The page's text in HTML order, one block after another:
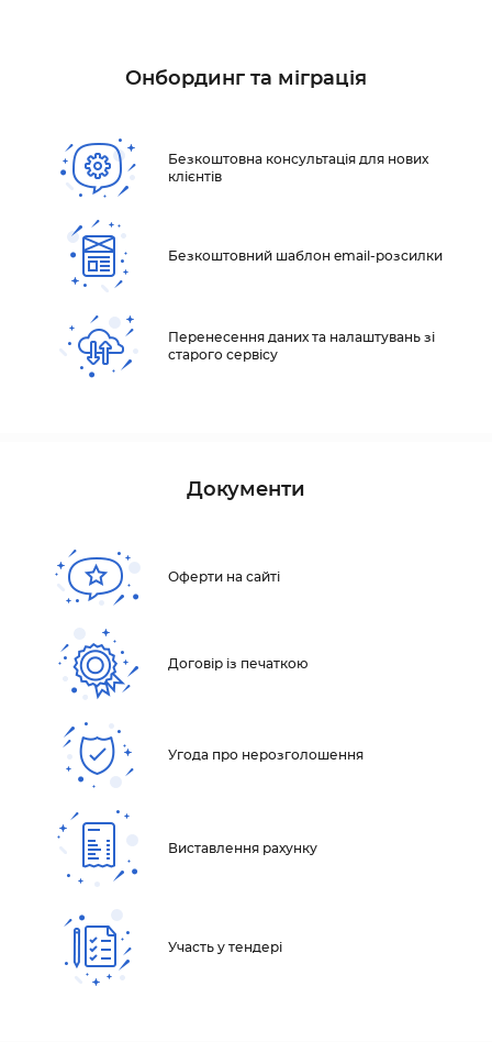
Онбординг та міграція
Безкоштовна консультація для нових
клієнтів
Безкоштовний шаблон email-розсилки
Перенесення даних та налаштувань зі
старого сервісу
Документи
Оферти на сайті
Договір із печаткою
Угода про нерозголошення
Виставлення рахунку
Участь у тендері